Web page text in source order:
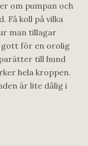
om pumpan och
Få koll på vilka
man tillagar
gott för en orolig
till hund
hela kroppen.
är lite dålig i